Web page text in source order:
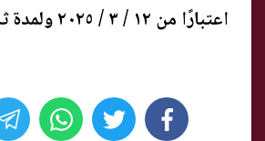
اعتبارًا من ١٢ / ٣ / ٢٠٢٥ ولمدة ثلاث سنوات.